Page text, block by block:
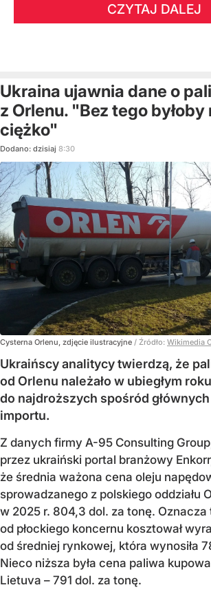
CZYTAJ DALEJ
Ukraina ujawnia dane o
z Orlenu. "Bez tego
ciężko"
Dodano: dzisiaj 8:30
Cysterna Orlenu, zdjęcie ilustracyjne / Źródło: Wikimedia
Ukraińscy analitycy twierdzą, że
od Orlenu należało w ubiegłym roku
do najdroższych spośród
importu.
Z danych firmy A-95 Consulting
przez ukraiński portal branżowy
że średnia ważona cena oleju
sprowadzanego z polskiego oddziału
w 2025 r. 804,3 dol. za tonę. Oznacza
od płockiego koncernu kosztował
od średniej rynkowej, która wynosiła
Nieco niższa była cena paliwa
Lietuva – 791 dol. za tonę.